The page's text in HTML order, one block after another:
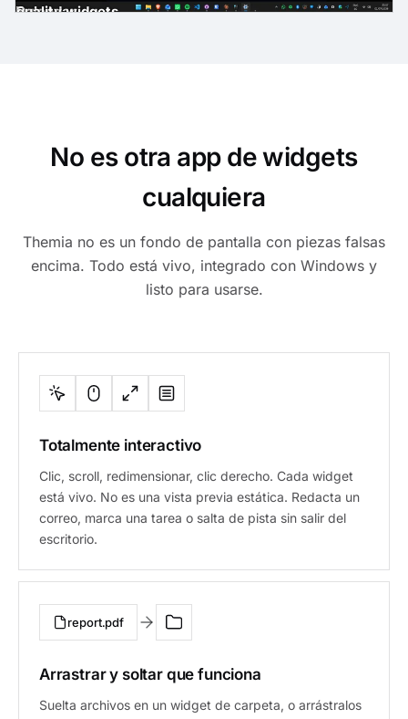
Email
Calendar
quality widgets
No es otra app de widgets
cualquiera
Themia no es un fondo de pantalla con piezas falsas
encima. Todo está vivo, integrado con Windows y
listo para usarse.
Totalmente interactivo
Clic, scroll, redimensionar, clic derecho. Cada widget
está vivo. No es una vista previa estática. Redacta un
correo, marca una tarea o salta de pista sin salir del
escritorio.
report.pdf
Arrastrar y soltar que funciona
Suelta archivos en un widget de carpeta, o arrástralos